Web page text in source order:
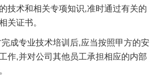
技术和相关专项知识,准时通过有关的
关证书。
成专业技术培训后,应当按照甲方的安
作,并对公司其他员工承担相应的内部